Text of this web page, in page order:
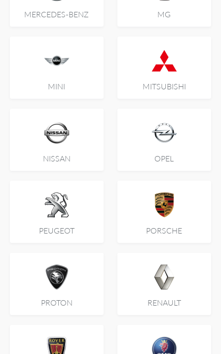
MERCEDES-BENZ MG
MINI MITSUBISHI
NISSAN OPEL
PEUGEOT PORSCHE
PROTON RENAULT